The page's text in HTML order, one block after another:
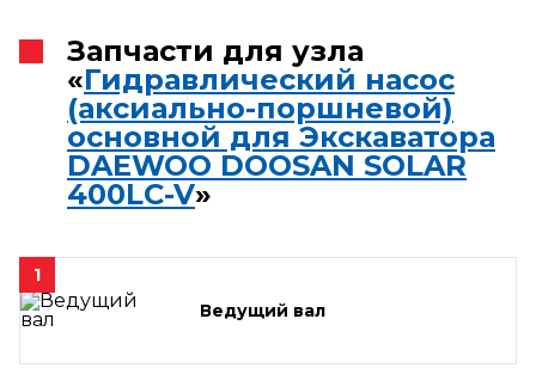
Запчасти для узла
«Гидравлический насос
(аксиально-поршневой)
основной для Экскаватора
DAEWOO DOOSAN SOLAR
400LC-V»
1
Ведущий вал